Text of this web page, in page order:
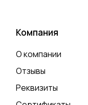
Компания
О компании
Отзывы
Реквизиты